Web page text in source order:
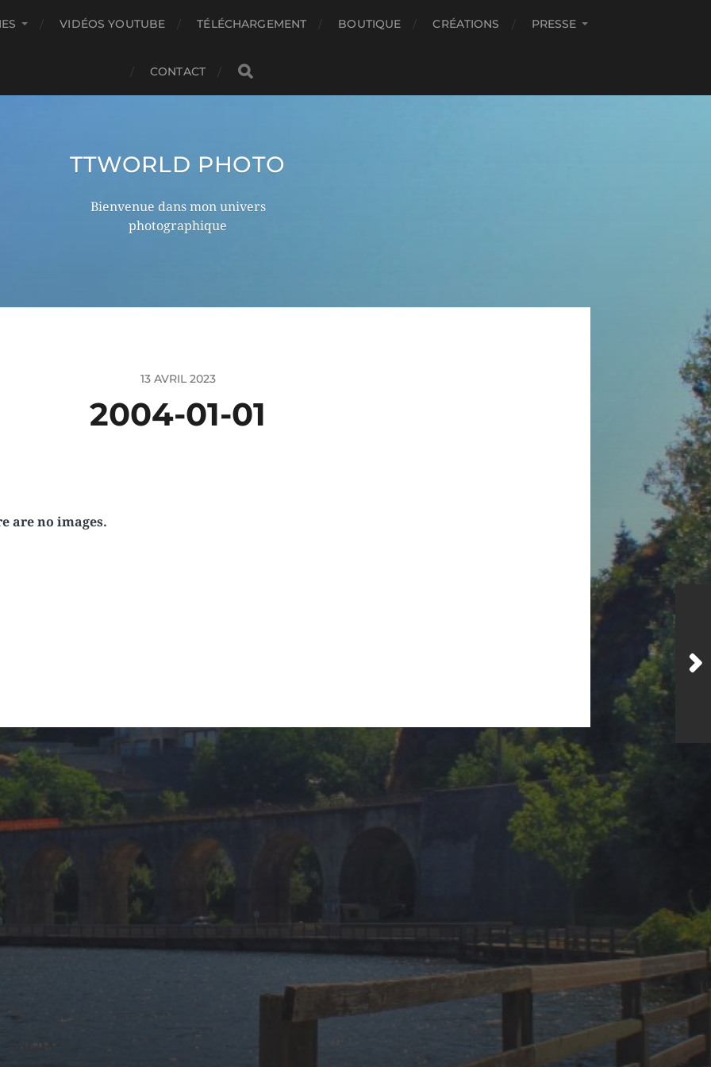
VIDÉOS YOUTUBE TÉLÉCHARGEMENT BOUTIQUE CRÉATIONS PRESSE
CONTACT
TTWORLD PHOTO
Bienvenue dans mon univers
photographique
13 AVRIL 2023
2004-01-01
are no images.
GOLFE-JUAN : UN
VOYAGE DANS LE
TEMPS MOTORISÉ
AVEC LE
VOITURES ET MOTOS
SUBLIMENT LE
CHÂTEAU DE
VAUGRENIER